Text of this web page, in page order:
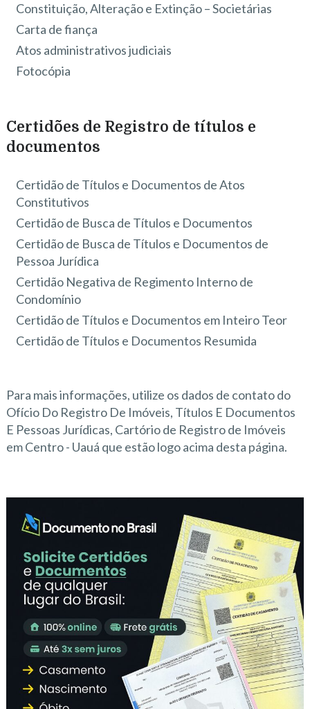
Constituição, Alteração e Extinção – Societárias
Carta de fiança
Atos administrativos judiciais
Fotocópia
Certidões de Registro de títulos e
documentos
Certidão de Títulos e Documentos de Atos
Constitutivos
Certidão de Busca de Títulos e Documentos
Certidão de Busca de Títulos e Documentos de
Pessoa Jurídica
Certidão Negativa de Regimento Interno de
Condomínio
Certidão de Títulos e Documentos em Inteiro Teor
Certidão de Títulos e Documentos Resumida
Para mais informações, utilize os dados de contato do
Ofício Do Registro De Imóveis, Títulos E Documentos
E Pessoas Jurídicas, Cartório de Registro de Imóveis
em Centro - Uauá que estão logo acima desta página.